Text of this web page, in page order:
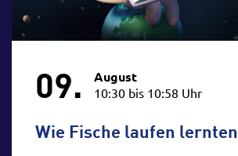
09. August
10:30 bis 10:58 Uhr
Wie Fische laufen lernten